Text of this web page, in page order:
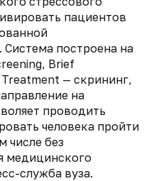
пациентов
построена на
Brief
— скрининг,
на
проводить
человека пройти
числе без
медицинского
служба вуза.